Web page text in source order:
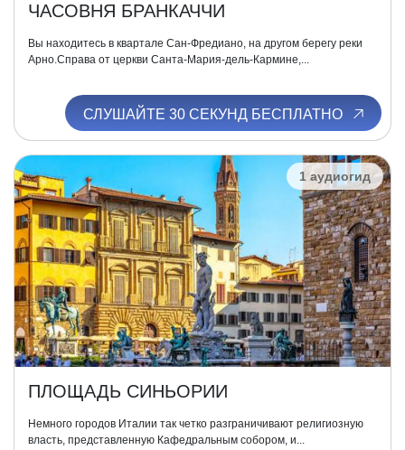
ЧАСОВНЯ БРАНКАЧЧИ
Вы находитесь в квартале Сан-Фредиано, на другом берегу реки
Арно.Справа от церкви Санта-Мария-дель-Кармине,...
СЛУШАЙТЕ 30 СЕКУНД БЕСПЛАТНО
1 аудиогид
ПЛОЩАДЬ СИНЬОРИИ
Немного городов Италии так четко разграничивают религиозную
власть, представленную Кафедральным собором, и...